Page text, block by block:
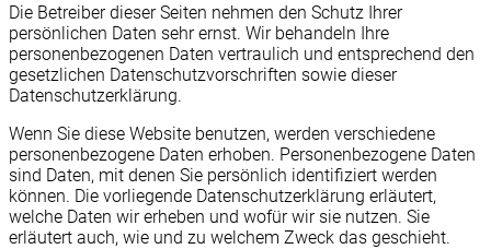
Die Betreiber dieser Seiten nehmen den Schutz Ihrer
persönlichen Daten sehr ernst. Wir behandeln Ihre
personenbezogenen Daten vertraulich und entsprechend den
gesetzlichen Datenschutzvorschriften sowie dieser
Datenschutzerklärung.
Wenn Sie diese Website benutzen, werden verschiedene
personenbezogene Daten erhoben. Personenbezogene Daten
sind Daten, mit denen Sie persönlich identifiziert werden
können. Die vorliegende Datenschutzerklärung erläutert,
welche Daten wir erheben und wofür wir sie nutzen. Sie
erläutert auch, wie und zu welchem Zweck das geschieht.